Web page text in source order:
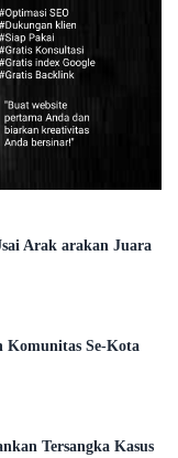
Arak arakan Juara
Komunitas Se-Kota
Tersangka Kasus